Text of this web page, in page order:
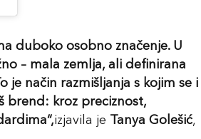
duboko osobno značenje. U
– mala zemlja, ali definirana
je način razmišljanja s kojim se i
brend: kroz preciznost,
izjavila je Tanya Golešić,